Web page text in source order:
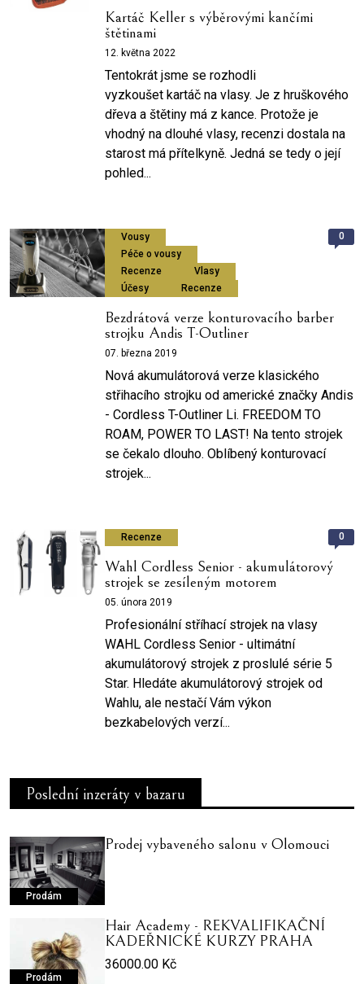
Kartáč Keller s výběrovými kančími
štětinami
12. května 2022
Tentokrát jsme se rozhodli
vyzkoušet kartáč na vlasy. Je z hruškového
dřeva a štětiny má z kance. Protože je
vhodný na dlouhé vlasy, recenzi dostala na
starost má přítelkyně. Jedná se tedy o její
pohled...
Vousy
Péče o vousy
Recenze
Vlasy
Účesy
Recenze
0
Bezdrátová verze konturovacího barber
strojku Andis T-Outliner
07. března 2019
Nová akumulátorová verze klasického
střihacího strojku od americké značky Andis
- Cordless T-Outliner Li. FREEDOM TO
ROAM, POWER TO LAST! Na tento strojek
se čekalo dlouho. Oblíbený konturovací
strojek...
Recenze 0
Wahl Cordless Senior - akumulátorový
strojek se zesíleným motorem
05. února 2019
Profesionální stříhací strojek na vlasy
WAHL Cordless Senior - ultimátní
akumulátorový strojek z proslulé série 5
Star. Hledáte akumulátorový strojek od
Wahlu, ale nestačí Vám výkon
bezkabelových verzí...
Poslední inzeráty v bazaru
Prodám
Prodej vybaveného salonu v Olomouci
Prodám
Hair Academy - REKVALIFIKAČNÍ
KADEŘNICKÉ KURZY PRAHA
36000.00 Kč